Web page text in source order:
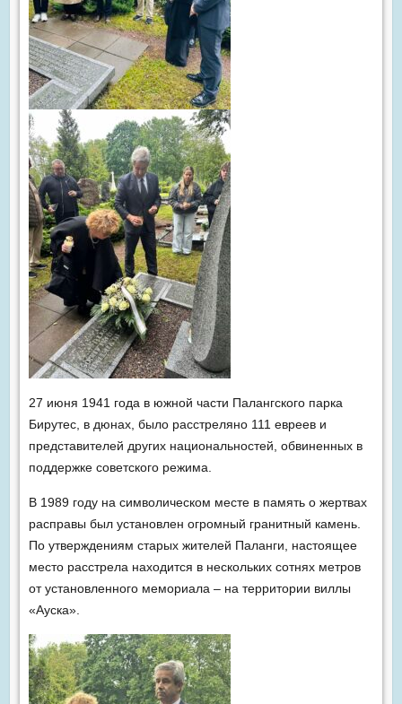
27 июня 1941 года в южной части Палангского парка
Бирутес, в дюнах, было расстреляно 111 евреев и
представителей других национальностей, обвиненных в
поддержке советского режима.
В 1989 году на символическом месте в память о жертвах
расправы был установлен огромный гранитный камень.
По утверждениям старых жителей Паланги, настоящее
место расстрела находится в нескольких сотнях метров
от установленного мемориала – на территории виллы
«Ауска».